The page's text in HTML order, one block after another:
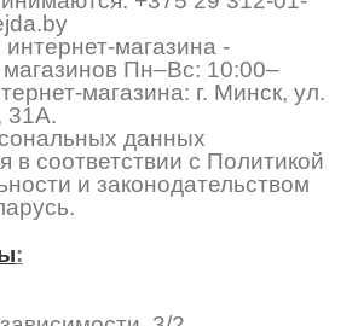
магазина -
магазинов Пн–Вс: 10:00–
магазина: г. Минск, ул.
31А.
данных
в соответствии с Политикой
и законодательством
: